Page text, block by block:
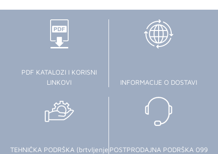
PDF KATALOZI I KORISNI
LINKOVI
INFORMACIJE O DOSTAVI
TEHNIČKA PODRŠKA (brtvljenje POSTPRODAJNA PODRŠKA 099